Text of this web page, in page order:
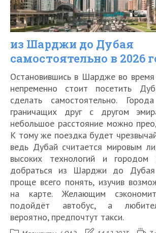
2026
году
быстро
и
из Шарджи до Дубая
самостоятельно в 2026
Остановившись в Шардже во
непременно стоит посетить
сделать самостоятельно.
граничащих друг с другом
небольшое расстояние можно
К тому же поездка будет
ведь Дубай считается мировым
высоких технологий и городом
добраться из Шарджи до
проще всего понять, изучив
на карте. Желающим
подойдёт автобус, а
вероятно, предпочтут такси.